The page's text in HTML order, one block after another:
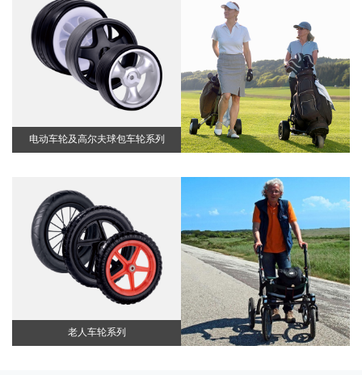
电动车轮及高尔夫球包车轮系列
老人车轮系列